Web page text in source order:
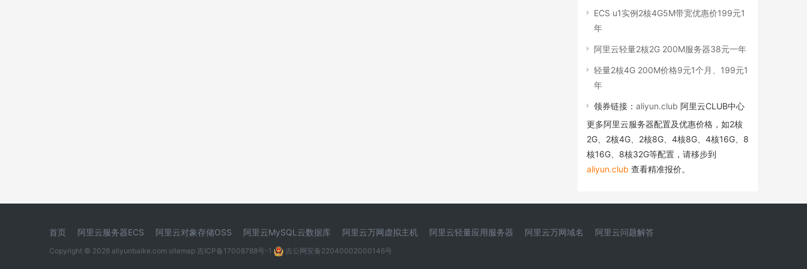
ECS u1实例2核4G5M带宽优惠价199元1
年
阿里云轻量2核2G 200M服务器38元一年
轻量2核4G 200M价格9元1个月、199元1
年
领券链接： aliyun.club 阿里云CLUB中心
更多阿里云服务器配置及优惠价格，如2核
2G、2核4G、2核8G、4核8G、4核16G、8
核16G、8核32G等配置，请移步到
aliyun.club 查看精准报价。
首页 阿里云服务器ECS 阿里云对象存储OSS 阿里云MySQL云数据库 阿里云万网虚拟主机 阿里云轻量应用服务器 阿里云万网域名 阿里云问题解答
Copyright © 2026 aliyunbaike.com sitemap 吉ICP备17008788号-1 吉公网安备22040002000146号